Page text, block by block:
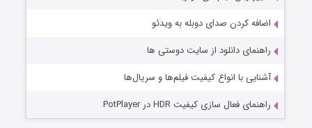
اضافه کردن صدای دوبله به ویدئو
راهنمای دانلود از سایت دوستی ها
آشنایی با انواع کیفیت فیلم‌ها و سریال‌ها
راهنمای فعال سازی کیفیت HDR در PotPlayer